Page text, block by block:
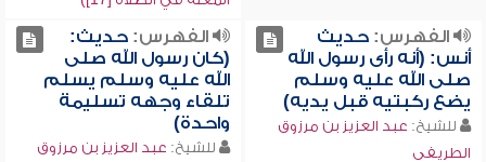
الفهرس:حديث
أنس: (أنه رأى رسول الله
صلى الله عليه وسلم
يضع ركبتيه قبل يديه)
للشيخ: عبد العزيز بن مرزوق
الطريفي
الفهرس:حديث:
(كان رسول الله صلى
الله عليه وسلم يسلم
تلقاء وجهه تسليمة
واحدة)
للشيخ: عبد العزيز بن مرزوق